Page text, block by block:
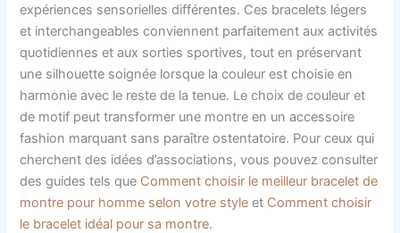
expériences sensorielles différentes. Ces bracelets légers
et interchangeables conviennent parfaitement aux activités
quotidiennes et aux sorties sportives, tout en préservant
une silhouette soignée lorsque la couleur est choisie en
harmonie avec le reste de la tenue. Le choix de couleur et
de motif peut transformer une montre en un accessoire
fashion marquant sans paraître ostentatoire. Pour ceux qui
cherchent des idées d’associations, vous pouvez consulter
des guides tels que Comment choisir le meilleur bracelet de
montre pour homme selon votre style et Comment choisir
le bracelet idéal pour sa montre.